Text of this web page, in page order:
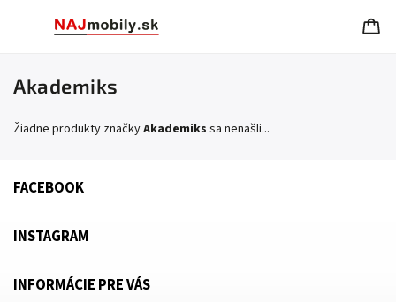
Akademiks
Žiadne produkty značkyAkademiks sa nenašli...
FACEBOOK
INSTAGRAM
INFORMÁCIE PRE VÁS